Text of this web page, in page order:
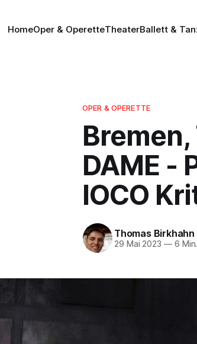
HomeOper & OperetteTheaterBallett &
OPER & OPERETTE
Bremen,
DAME -
IOCO
Thomas Birkhahn
29 Mai 2023 —6